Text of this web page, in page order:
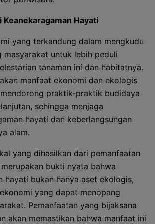
Keanekaragaman Hayati
yang terkandung dalam mengkudu
masyarakat untuk lebih peduli
tanaman ini dan habitatnya.
manfaat ekonomi dan ekologis
praktik-praktik budidaya
sehingga menjaga
hayati dan keberlangsungan
alam.
yang dihasilkan dari pemanfaatan
bukti nyata bahwa
hayati bukan hanya aset ekologis,
yang dapat menopang
Pemanfaatan yang bijaksana
akan memastikan bahwa manfaat ini